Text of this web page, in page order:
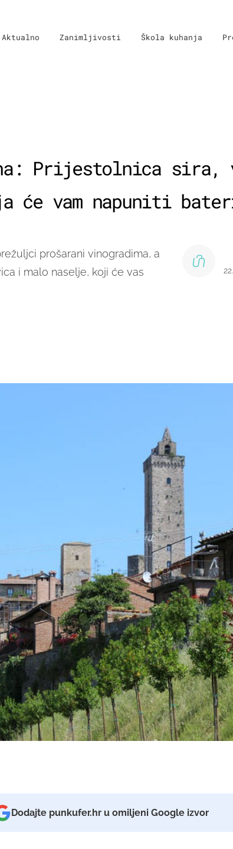
Aktualno Zanimljivosti Škola kuhanja
Prijestolnica
će vam napuniti
prošarani vinogradima, a
i malo naselje, koji će vas
Dodajte punkufer.hr u omiljeni Google izvor